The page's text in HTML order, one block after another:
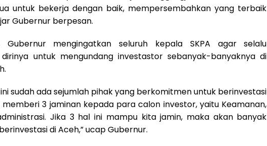
untuk bekerja dengan baik, mempersembahkan yang terbaik
Gubernur berpesan.
Gubernur mengingatkan seluruh kepala SKPA agar selalu
untuk mengundang investastor sebanyak-banyaknya di
sudah ada sejumlah pihak yang berkomitmen untuk berinvestasi
memberi 3 jaminan kepada para calon investor, yaitu Keamanan,
Jika 3 hal ini mampu kita jamin, maka akan banyak
di Aceh,” ucap Gubernur.